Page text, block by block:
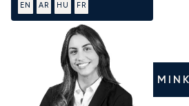
EN AR HU FR
HÍVJON